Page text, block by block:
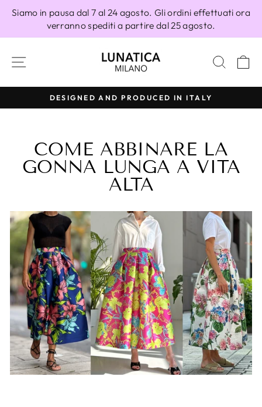
direttamente
Siamo in pausa dal 7 al 24 agosto. Gli ordini effettuati ora
verranno spediti a partire dal 25 agosto.
NAVIGAZIONE DEL SITO
Metti
pausa
presentazione
DESIGNED AND PRODUCED IN ITALY
COME ABBINARE LA
GONNA LUNGA A VITA
ALTA